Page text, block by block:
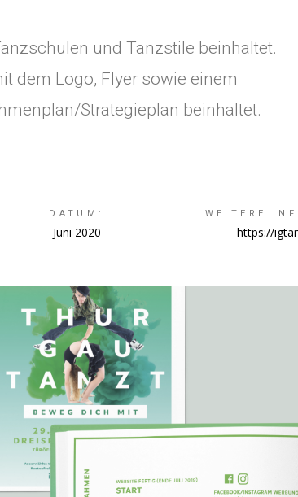
und Tanzstile beinhaltet.
dem Logo, Flyer sowie einem
Strategieplan beinhaltet.
DATUM:
Juni 2020
WEITERE
https://